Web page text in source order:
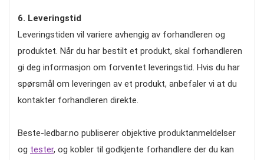
6. Leveringstid
Leveringstiden vil variere avhengig av forhandleren og
produktet. Når du har bestilt et produkt, skal forhandleren
gi deg informasjon om forventet leveringstid. Hvis du har
spørsmål om leveringen av et produkt, anbefaler vi at du
kontakter forhandleren direkte.
Beste-ledbar.no publiserer objektive produktanmeldelser
og tester, og kobler til godkjente forhandlere der du kan